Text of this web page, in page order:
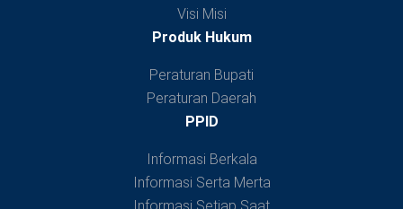
Visi Misi
Produk Hukum
Peraturan Bupati
Peraturan Daerah
PPID
Informasi Berkala
Informasi Serta Merta